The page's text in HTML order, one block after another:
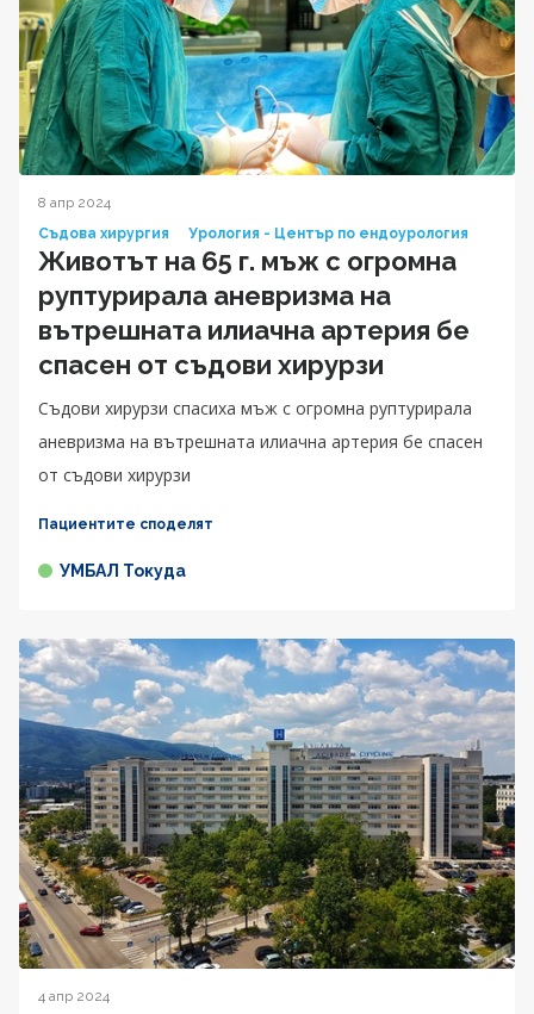
8 апр 2024
Съдова хирургия
Урология - Център по ендоурология
Животът на 65 г. мъж с огромна
руптурирала аневризма на
вътрешната илиачна артерия бе
спасен от съдови хирурзи
Съдови хирурзи спасиха мъж с огромна руптурирала
аневризма на вътрешната илиачна артерия бе спасен
от съдови хирурзи
Пациентите споделят
УМБАЛ Токуда
4 апр 2024